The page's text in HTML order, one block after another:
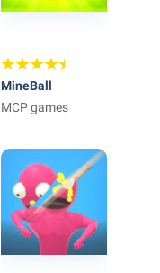
MineBall
MCP games